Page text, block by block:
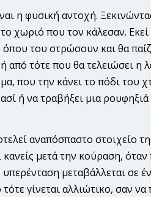
η φυσική αντοχή.
χωριό που τον κάλεσαν. Εκεί
όπου του στρώσουν και θα
από τότε που θα τελειώσει η
που την κάνει το πόδι του
ή να τραβήξει μια
αναπόσπαστο στοιχείο
μετά την κούραση, όταν
μεταβάλλεται σε
γίνεται αλλιώτικο, σαν